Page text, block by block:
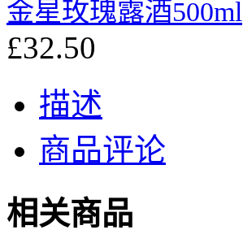
金星玫瑰露酒500ml
£32.50
描述
商品评论
相关商品